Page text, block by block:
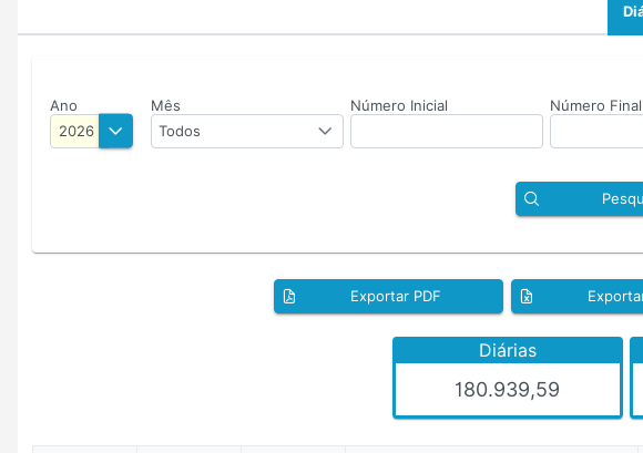
Ano
Mês
Todos
Número Inicial Número Final
Exportar PDF
Diárias
180.939,59